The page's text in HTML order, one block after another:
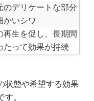
のデリケートな部分
かいシワ
再生を促し、長期間
たって効果が持続
状態や希望する効果
。